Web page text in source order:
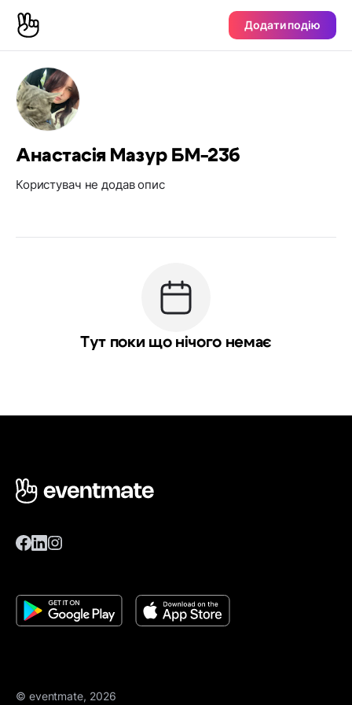
Додати подію
Анастасія Мазур БМ-23б
Користувач не додав опис
Тут поки що нічого немає
© eventmate, 2026